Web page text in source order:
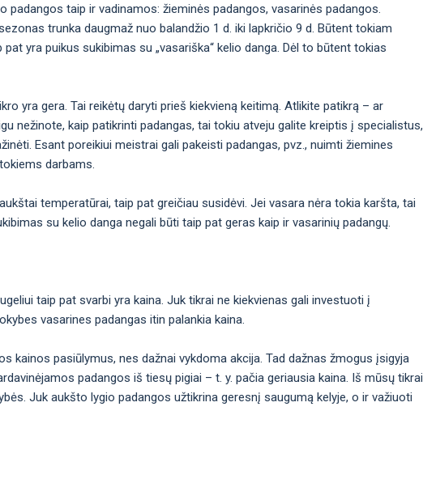
taip ir vadinamos: žieminės padangos, vasarinės padangos.
trunka daugmaž nuo balandžio 1 d. iki lapkričio 9 d. Būtent tokiam
yra puikus sukibimas su „vasariška“ kelio danga. Dėl to būtent tokias
yra gera. Tai reikėtų daryti prieš kiekvieną keitimą. Atlikite patikrą – ar
nežinote, kaip patikrinti padangas, tai tokiu atveju galite kreiptis į specialistus,
Esant poreikiui meistrai gali pakeisti padangas, pvz., nuimti žiemines
darbams.
temperatūrai, taip pat greičiau susidėvi. Jei vasara nėra tokia karšta, tai
su kelio danga negali būti taip pat geras kaip ir vasarinių padangų.
taip pat svarbi yra kaina. Juk tikrai ne kiekvienas gali investuoti į
vasarines padangas itin palankia kaina.
kainos pasiūlymus, nes dažnai vykdoma akcija. Tad dažnas žmogus įsigyja
padangos iš tiesų pigiai – t. y. pačia geriausia kaina. Iš mūsų tikrai
Juk aukšto lygio padangos užtikrina geresnį saugumą kelyje, o ir važiuoti